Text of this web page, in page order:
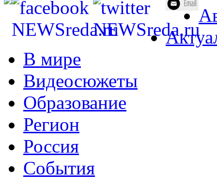
В мире
Видеосюжеты
Образование
Регион
Россия
События